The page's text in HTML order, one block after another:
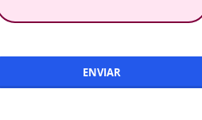
ENVIAR